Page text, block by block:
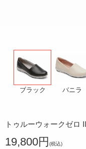
ブラック バニラ
トゥルーウォークゼロ
19,800円 (税込)